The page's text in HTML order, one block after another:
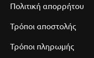
Πολιτική απορρήτου
Τρόποι αποστολής
Τρόποι πληρωμής